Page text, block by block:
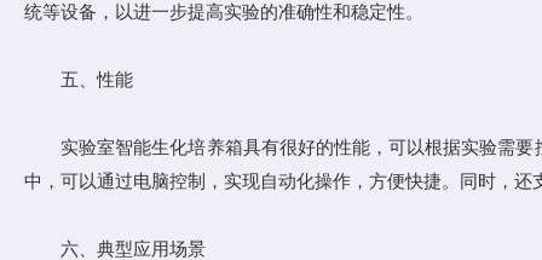
统等设备，以进一步提高实验的准确性和稳定性。
五、性能
实验室智能生化培养箱具有很好的性能，可以根据实验需要
中，可以通过电脑控制，实现自动化操作，方便快捷。同时，
六、典型应用场景​​